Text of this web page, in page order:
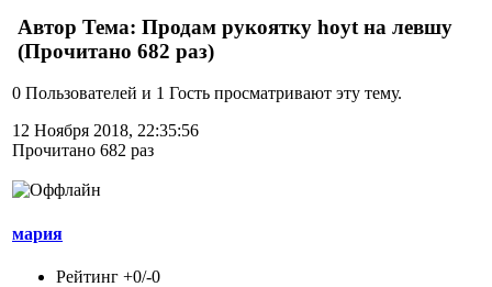
Автор Тема: Продам рукоятку hoyt на левшу
(Прочитано 682 раз)
0 Пользователей и 1 Гость просматривают эту тему.
12 Ноября 2018, 22:35:56
Прочитано 682 раз
мария
Рейтинг +0/-0